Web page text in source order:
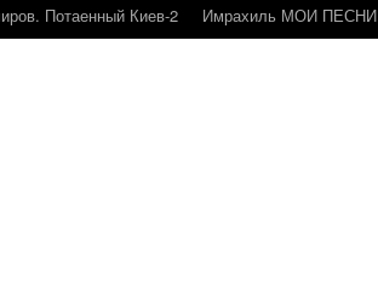
Потаенный Киев-2 Имрахиль МОИ ПЕСНИ